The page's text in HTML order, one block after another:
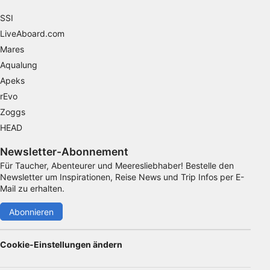
SSI
LiveAboard.com
Mares
Aqualung
Apeks
rEvo
Zoggs
HEAD
Newsletter-Abonnement
Für Taucher, Abenteurer und Meeresliebhaber! Bestelle den
Newsletter um Inspirationen, Reise News und Trip Infos per E-
Mail zu erhalten.
Abonnieren
Cookie-Einstellungen ändern
IAB-Besonderheiten:
Verwendung genauer Standortdaten
Geräte anhand von aktiv angeforderten
Informationen identifizieren
Nicht-IAB-Verarbeitungszwecke:
Funktional
Werbung